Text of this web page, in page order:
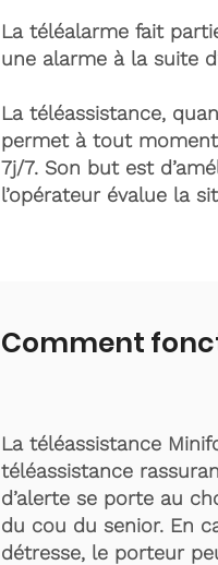
La téléalarme fait
une alarme à la suite
La téléassistance,
permet à tout
7j/7. Son but est
l’opérateur évalue la
Comment
La téléassistance
téléassistance
d’alerte se porte au
du cou du senior. En
détresse, le porteur